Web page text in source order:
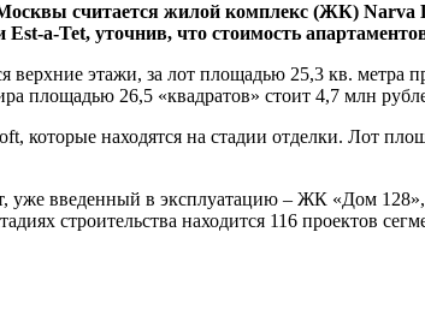
считается жилой комплекс (ЖК) Narva
a-Tet, уточнив, что стоимость
этажи, за лот площадью 25,3 кв. метра
площадью 26,5 «квадратов» стоит 4,7 млн
находятся на стадии отделки. Лот
уже введенный в эксплуатацию – ЖК «Дом
строительства находится 116 проектов